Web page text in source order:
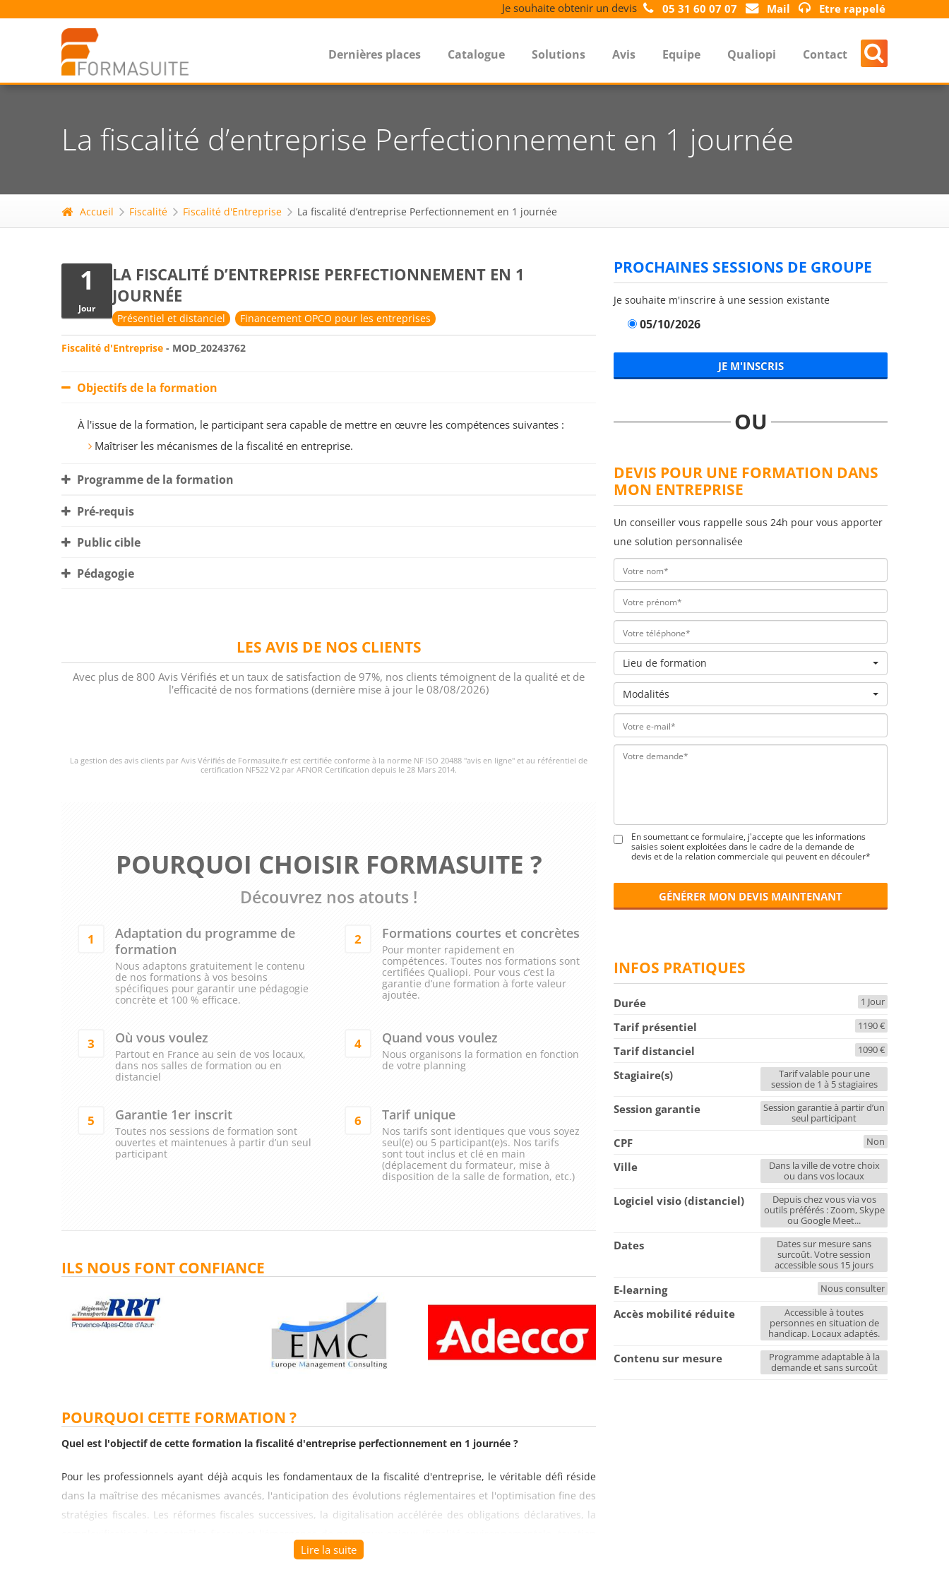
Je souhaite obtenir un devis 05 31 60 07 07 Mail Etre rappelé
Dernières places Catalogue Solutions Avis Equipe Qualiopi Contact
La fiscalité d’entreprise Perfectionnement en 1 journée
Accueil Fiscalité Fiscalité d'Entreprise La fiscalité d’entreprise Perfectionnement en 1 journée
1
Jour
LA FISCALITÉ D’ENTREPRISE PERFECTIONNEMENT EN 1
JOURNÉE
Présentiel et distanciel Financement OPCO pour les entreprises
Fiscalité d'Entreprise - MOD_20243762
Objectifs de la formation
À l'issue de la formation, le participant sera capable de mettre en œuvre les compétences suivantes :
Maîtriser les mécanismes de la fiscalité en entreprise.
Programme de la formation
Pré-requis
Public cible
Pédagogie
LES AVIS DE NOS CLIENTS
Avec plus de 800 Avis Vérifiés et un taux de satisfaction de 97%, nos clients témoignent de la qualité et de
l'efficacité de nos formations (dernière mise à jour le 08/08/2026)
La gestion des avis clients par Avis Vérifiés de Formasuite.fr est certifiée conforme à la norme NF ISO 20488 "avis en ligne" et au référentiel de
certification NF522 V2 par AFNOR Certification depuis le 28 Mars 2014.
POURQUOI CHOISIR FORMASUITE ?
Découvrez nos atouts !
1
Adaptation du programme de
formation
Nous adaptons gratuitement le contenu
de nos formations à vos besoins
spécifiques pour garantir une pédagogie
concrète et 100 % efficace.
2 Formations courtes et concrètes
Pour monter rapidement en
compétences. Toutes nos formations sont
certifiées Qualiopi. Pour vous c’est la
garantie d’une formation à forte valeur
ajoutée.
3 Où vous voulez
Partout en France au sein de vos locaux,
dans nos salles de formation ou en
distanciel
4 Quand vous voulez
Nous organisons la formation en fonction
de votre planning
5 Garantie 1er inscrit
Toutes nos sessions de formation sont
ouvertes et maintenues à partir d’un seul
participant
6 Tarif unique
Nos tarifs sont identiques que vous soyez
seul(e) ou 5 participant(e)s. Nos tarifs
sont tout inclus et clé en main
(déplacement du formateur, mise à
disposition de la salle de formation, etc.)
ILS NOUS FONT CONFIANCE
POURQUOI CETTE FORMATION ?
Quel est l'objectif de cette formation la fiscalité d'entreprise perfectionnement en 1 journée ?
Pour les professionnels ayant déjà acquis les fondamentaux de la fiscalité d'entreprise, le véritable défi réside
dans la maîtrise des mécanismes avancés, l'anticipation des évolutions réglementaires et l'optimisation fine des
stratégies fiscales. Les réformes fiscales successives, la digitalisation accélérée des obligations déclaratives, la
du numérique, conformité internationale) exigent une actualisation régulière et un approfondissement des
Lire la suite
PROCHAINES SESSIONS DE GROUPE
Je souhaite m'inscrire à une session existante
05/10/2026
JE M'INSCRIS
OU
DEVIS POUR UNE FORMATION DANS
MON ENTREPRISE
Un conseiller vous rappelle sous 24h pour vous apporter
une solution personnalisée
Lieu de formation
Modalités
En soumettant ce formulaire, j'accepte que les informations
saisies soient exploitées dans le cadre de la demande de
devis et de la relation commerciale qui peuvent en découler*
GÉNÉRER MON DEVIS MAINTENANT
INFOS PRATIQUES
Durée 1 Jour
Tarif présentiel 1190 €
Tarif distanciel 1090 €
Stagiaire(s)
Tarif valable pour une
session de 1 à 5 stagiaires
Session garantie
Session garantie à partir d’un
seul participant
CPF Non
Ville
Dans la ville de votre choix
ou dans vos locaux
Logiciel visio (distanciel)
Depuis chez vous via vos
outils préférés : Zoom, Skype
ou Google Meet...
Dates
Dates sur mesure sans
surcoût. Votre session
accessible sous 15 jours
E-learning Nous consulter
Accès mobilité réduite
Accessible à toutes
personnes en situation de
handicap. Locaux adaptés.
Contenu sur mesure
Programme adaptable à la
demande et sans surcoût